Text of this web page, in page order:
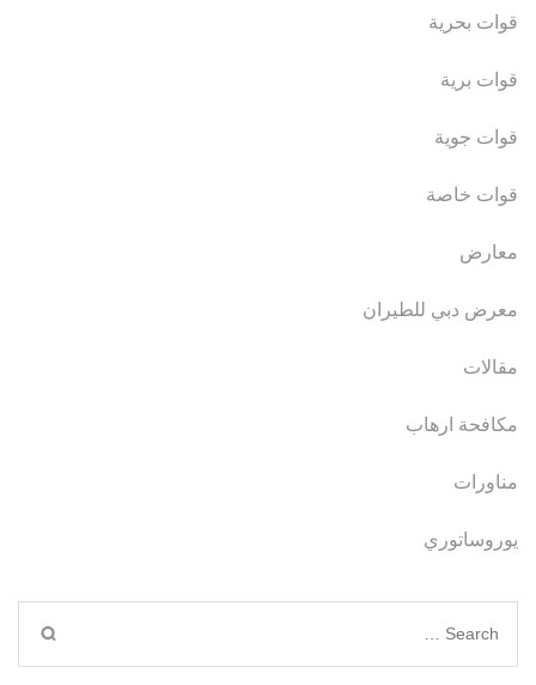
قوات بحرية
قوات برية
قوات جوية
قوات خاصة
معارض
معرض دبي للطيران
مقالات
مكافحة ارهاب
مناورات
يوروساتوري
Search
for: